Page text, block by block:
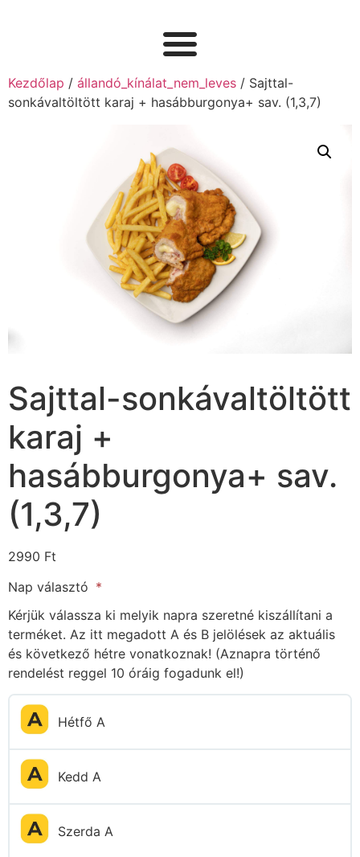
Kezdőlap / állandó_kínálat_nem_leves / Sajttal-
sonkávaltöltött karaj + hasábburgonya+ sav. (1,3,7)
Sajttal-sonkávaltöltött
karaj +
hasábburgonya+ sav.
(1,3,7)
2990 Ft
Nap választó
Kérjük válassza ki melyik napra szeretné kiszállítani a
terméket. Az itt megadott A és B jelölések az aktuális
és következő hétre vonatkoznak! (Aznapra történő
rendelést reggel 10 óráig fogadunk el!)
Hétfő A
Kedd A
Szerda A